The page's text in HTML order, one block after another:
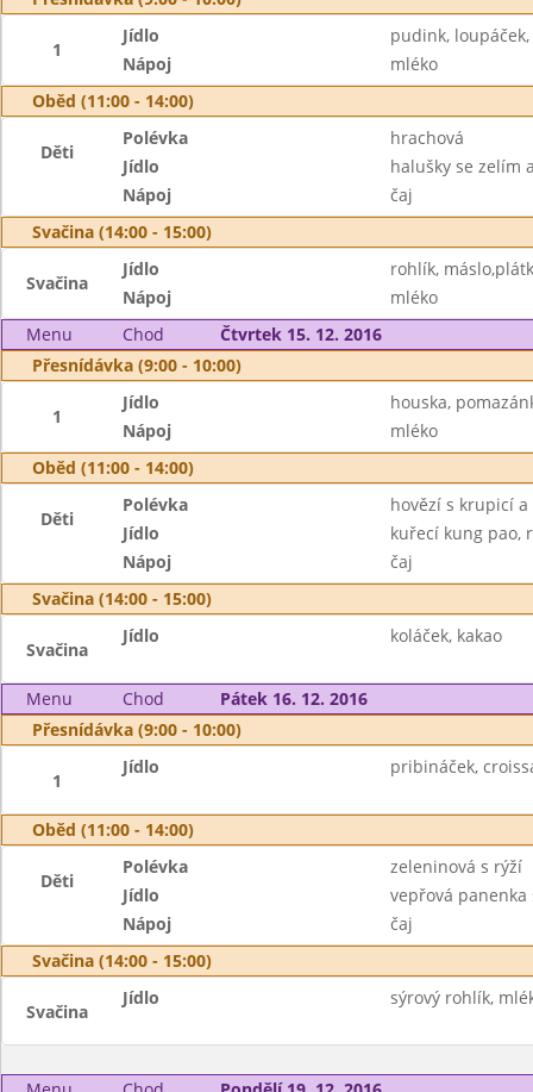
1
Jídlo
pudink, loupáček,
Nápoj
mléko
Oběd (11:00 - 14:00)
Děti
Polévka
hrachová
Jídlo
halušky se zelím
Nápoj
čaj
Svačina (14:00 - 15:00)
Svačina
Jídlo
rohlík,
Nápoj
mléko
Menu
Chod
Čtvrtek 15. 12. 2016
Přesnídávka (9:00 - 10:00)
1
Jídlo
houska,
Nápoj
mléko
Oběd (11:00 - 14:00)
Děti
Polévka
hovězí s krupicí a
Jídlo
kuřecí kung pao,
Nápoj
čaj
Svačina (14:00 - 15:00)
Svačina
Jídlo koláček, kakao
Menu Chod
Pátek 16. 12. 2016
Přesnídávka (9:00 - 10:00)
1
Jídlo pribináček,
Oběd (11:00 - 14:00)
Děti
Polévka
zeleninová s rýží
Jídlo
vepřová panenka
Nápoj
čaj
Svačina (14:00 - 15:00)
Svačina
Jídlo sýrový rohlík,